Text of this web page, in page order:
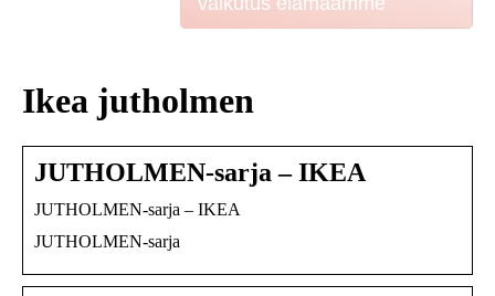
Ikea jutholmen
JUTHOLMEN-sarja – IKEA
JUTHOLMEN-sarja – IKEA
JUTHOLMEN-sarja